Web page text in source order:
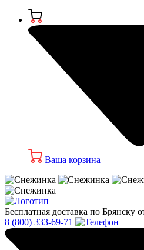
Ваша корзина
Бесплатная доставка по Брянску
8 (800) 333-69-71